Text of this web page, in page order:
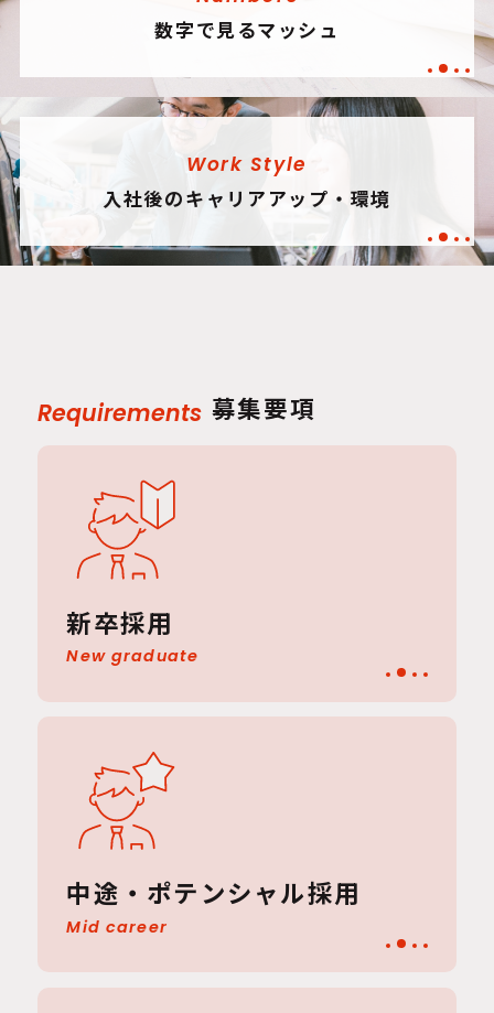
数字で見るマッシュ
Work Style
入社後のキャリアアップ・環境
Requirements 募集要項
新卒採用
New graduate
中途・ポテンシャル採用
Mid career